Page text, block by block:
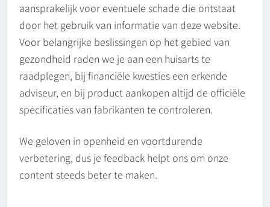
aansprakelijk voor eventuele schade die ontstaat
door het gebruik van informatie van deze website.
Voor belangrijke beslissingen op het gebied van
gezondheid raden we je aan een huisarts te
raadplegen, bij financiële kwesties een erkende
adviseur, en bij product aankopen altijd de officiële
specificaties van fabrikanten te controleren.
We geloven in openheid en voortdurende
verbetering, dus je feedback helpt ons om onze
content steeds beter te maken.